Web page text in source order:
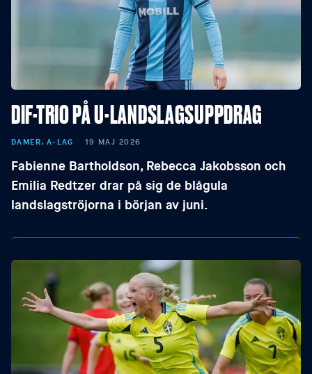
DIF-TRIO PÅ U-LANDSLAGSUPPDRAG
DAMER, A-LAG 19 MAJ 2026
Fabienne Bartholdson, Rebecca Jakobsson och
Emilia Redtzer drar på sig de blågula
landslagströjorna i början av juni.